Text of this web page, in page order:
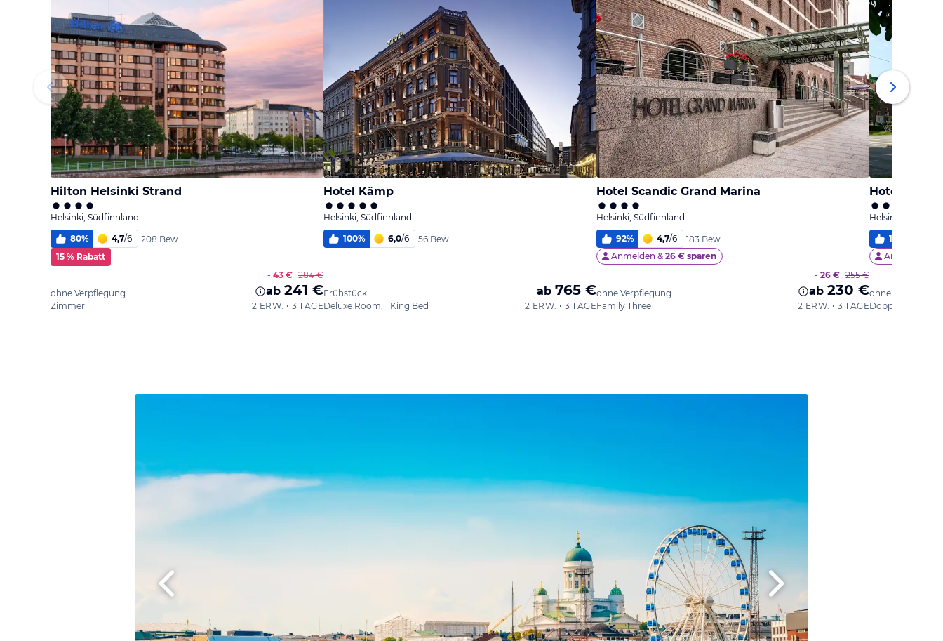
Hilton Helsinki Strand
Helsinki, Südfinnland
80% 4,7/6
208 Bew.
15 % Rabatt
ohne Verpflegung
Zimmer
- 43 € 284 €
ab 241 €
2 ERW. • 3 TAGE
Hotel Kämp
Helsinki, Südfinnland
100% 6,0/6 56 Bew.
Frühstück
Deluxe Room, 1 King Bed
ab 765 €
2 ERW. • 3 TAGE
Hotel Scandic Grand Marina
Helsinki, Südfinnland
92% 4,7/6
183 Bew.
Anmelden & 26 € sparen
ohne Verpflegung
Family Three
- 26 € 255 €
ab 230 €
2 ERW. • 3 TAGE
Hotel
Helsinki,
100
Anmelden &
ohne
Doppelzimmer